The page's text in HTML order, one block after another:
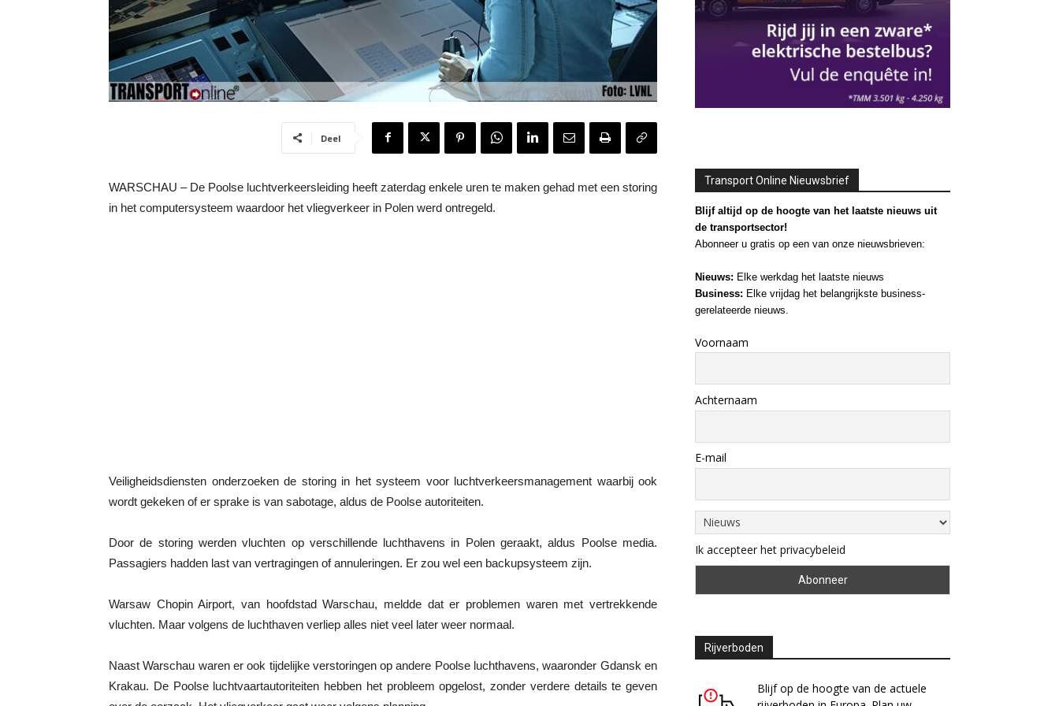
Deel
WARSCHAU – De Poolse luchtverkeersleiding heeft zaterdag enkele uren te maken gehad met een storing
in het computersysteem waardoor het vliegverkeer in Polen werd ontregeld.
Veiligheidsdiensten onderzoeken de storing in het systeem voor luchtverkeersmanagement waarbij ook
wordt gekeken of er sprake is van sabotage, aldus de Poolse autoriteiten.
Door de storing werden vluchten op verschillende luchthavens in Polen geraakt, aldus Poolse media.
Passagiers hadden last van vertragingen of annuleringen. Er zou wel een backupsysteem zijn.
Warsaw Chopin Airport, van hoofdstad Warschau, meldde dat er problemen waren met vertrekkende
vluchten. Maar volgens de luchthaven verliep alles niet veel later weer normaal.
Naast Warschau waren er ook tijdelijke verstoringen op andere Poolse luchthavens, waaronder Gdansk en
Krakau. De Poolse luchtvaartautoriteiten hebben het probleem opgelost, zonder verdere details te geven
Transport Online Nieuwsbrief
Blijf altijd op de hoogte van het laatste nieuws uit
de transportsector!
Abonneer u gratis op een van onze nieuwsbrieven:
Nieuws: Elke werkdag het laatste nieuws
Business: Elke vrijdag het belangrijkste business-
gerelateerde nieuws.
Voornaam
Achternaam
E-mail
Ik accepteer het privacybeleid
Rijverboden
Blijf op de hoogte van de actuele